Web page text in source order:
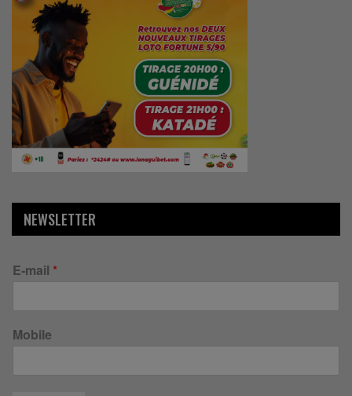
NEWSLETTER
E-mail *
Mobile